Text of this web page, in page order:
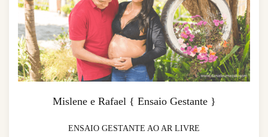
Mislene e Rafael { Ensaio Gestante }
ENSAIO GESTANTE AO AR LIVRE